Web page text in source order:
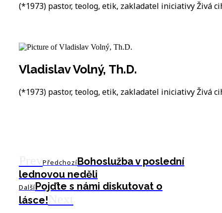
(*1973) pastor, teolog, etik, zakladatel iniciativy Živá
Vladislav Volný, Th.D.
(*1973) pastor, teolog, etik, zakladatel iniciativy Živá
PředchozíBohoslužba v poslední
lednovou neděli
DalšíPojďte s námi diskutovat o
lásce!